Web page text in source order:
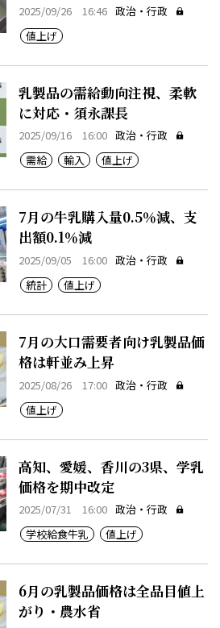
2025/09/26 16:46 政治・行政
値上げ
乳製品の需給動向注視、柔軟
に対応・須永課長
2025/09/16 16:00 政治・行政
需給
輸入 値上げ
7月の牛乳購入量0.5％減、支
出額0.1％減
2025/09/05 16:00 政治・行政
統計
値上げ
7月の大口需要者向け乳製品価
格は軒並み上昇
2025/08/26 17:00 政治・行政
値上げ
高知、愛媛、香川の3県、学乳
価格を期中改定
2025/07/31 16:00 政治・行政
学校給食牛乳
値上げ
6月の乳製品価格は全品目値上
がり・農水省